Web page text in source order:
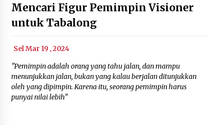
Mencari Figur Pemimpin Visioner
untuk Tabalong
Sel Mar 19 , 2024
"Pemimpin adalah orang yang tahu jalan, dan mampu
menunjukkan jalan, bukan yang kalau berjalan ditunjukkan
oleh yang dipimpin. Karena itu, seorang pemimpin harus
punyai nilai lebih"